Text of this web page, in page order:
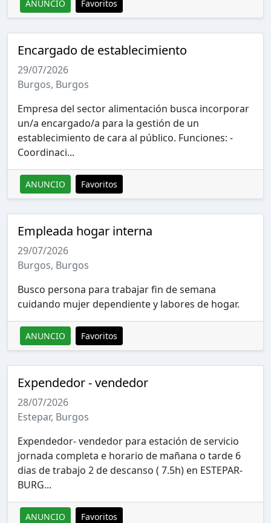
ANUNCIO Favoritos
Encargado de establecimiento
29/07/2026
Burgos, Burgos
Empresa del sector alimentación busca incorporar
un/a encargado/a para la gestión de un
establecimiento de cara al público. Funciones: -
Coordinaci...
ANUNCIO Favoritos
Empleada hogar interna
29/07/2026
Burgos, Burgos
Busco persona para trabajar fin de semana
cuidando mujer dependiente y labores de hogar.
ANUNCIO Favoritos
Expendedor - vendedor
28/07/2026
Estepar, Burgos
Expendedor- vendedor para estación de servicio
jornada completa e horario de mañana o tarde 6
dias de trabajo 2 de descanso ( 7.5h) en ESTEPAR-
BURG...
ANUNCIO Favoritos